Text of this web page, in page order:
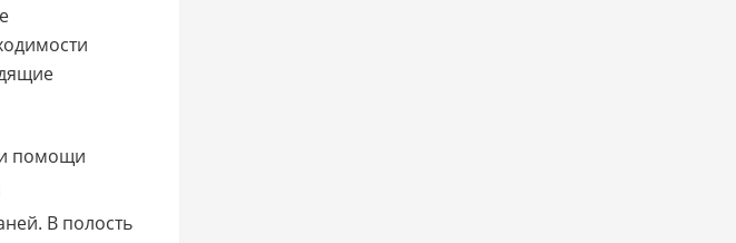
помощи
В полость